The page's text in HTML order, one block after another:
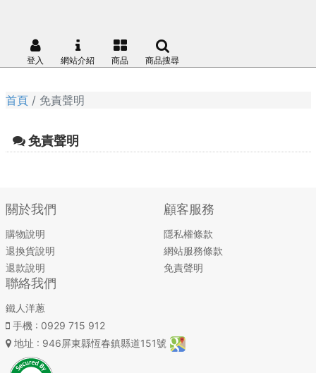
登入 網站介紹 商品 商品搜尋
首頁 免責聲明
免責聲明
關於我們
購物說明
退換貨說明
退款說明
顧客服務
隱私權條款
網站服務條款
免責聲明
聯絡我們
鐵人洋蔥
手機 : 0929 715 912
地址 : 946屏東縣恆春鎮縣道151號